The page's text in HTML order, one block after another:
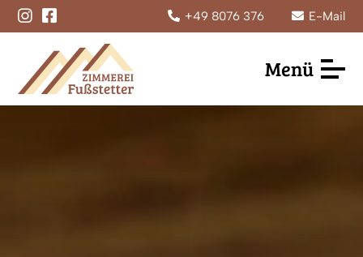
+49 8076 376 E-Mail
Menü